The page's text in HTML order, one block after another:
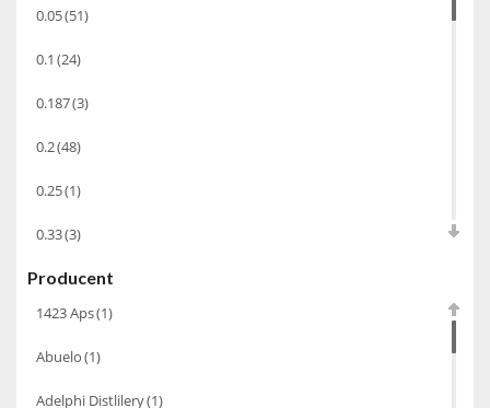
Gin (33)
Destylaty
Cava(4)
Wino(1266)
Oliwa(1)
Whiskey
(71)
0.05(51)
0.1 (24)
0.187(3)
0.2(48)
0.25(1)
0.33(3)
0.35(53)
0.375 (28)
0.5(213)
Producent
1423 Aps(1)
Abuelo(1)
Adelphi Distlilery(1)